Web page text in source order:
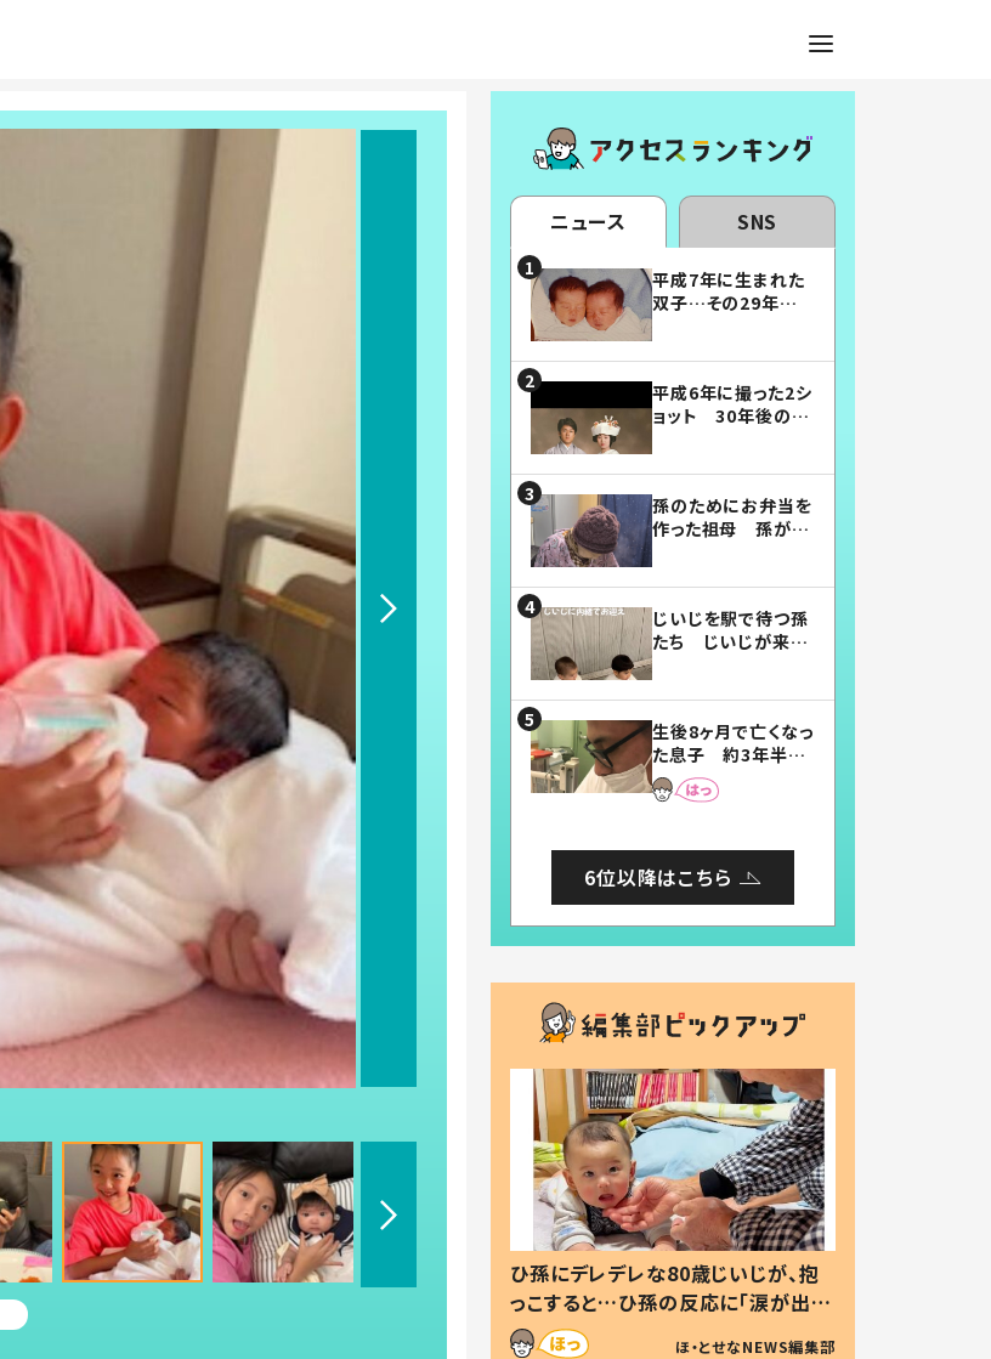
ニュース SNS
平成7年に生まれた
双子…その29年後
平成6年に撮った2シ
ョット 30年後の姿
孫のためにお弁当を
作った祖母 孫が絶
じいじを駅で待つ孫
たち じいじが来た
まらない」「幸せにな
れる」
生後8ヶ月で亡くなっ
た息子 約3年半
後、当時の妻の日記
に書いてあった本音
6位以降はこちら
ひ孫にデレデレな80歳じいじが、抱
っこすると…ひ孫の反応に「涙が出ま
した」「可愛くて仕方ない」
ほ・とせなNEWS編集部